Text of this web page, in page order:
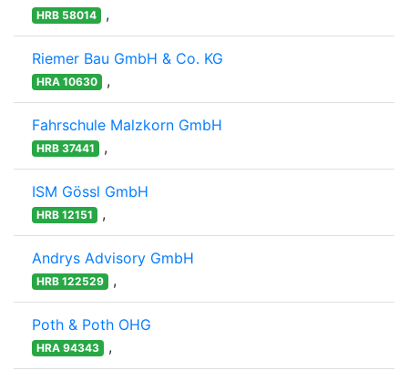
HRB 58014 ,
Riemer Bau GmbH & Co. KG
HRA 10630 ,
Fahrschule Malzkorn GmbH
HRB 37441 ,
ISM Gössl GmbH
HRB 12151 ,
Andrys Advisory GmbH
HRB 122529 ,
Poth & Poth OHG
HRA 94343 ,